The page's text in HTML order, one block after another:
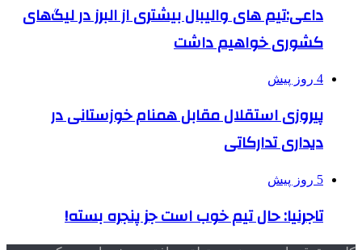
داعی:تیم های والیبال بیشتری از البرز در لیگ‌های
کشوری خواهیم داشت
4 روز پیش
پیروزی استقلال مقابل همنام خوزستانی در
دیداری تدارکاتی
5 روز پیش
تاجرنیا: حال تیم خوب است جز پنجره بسته!